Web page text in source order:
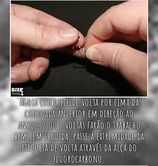
Agora chicoteie de volta por cima da
chicotada anterior em direção ao
anzol, 2 ou 3 voltas farão o trabalho
bem. Em seguida, passe a extremidade da
etiqueta de volta através da alça do
fluorocarbono.